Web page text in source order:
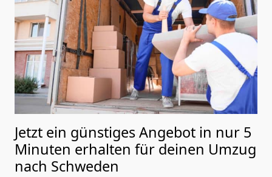
Jetzt ein günstiges Angebot in nur 5
Minuten erhalten für deinen Umzug
nach Schweden